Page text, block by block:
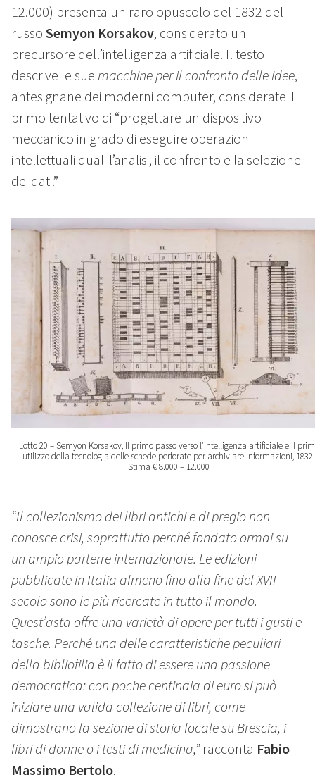
12.000) presenta un raro opuscolo del 1832 del
russo Semyon Korsakov, considerato un
precursore dell’intelligenza artificiale. Il testo
descrive le sue macchine per il confronto delle idee,
antesignane dei moderni computer, considerate il
primo tentativo di “progettare un dispositivo
meccanico in grado di eseguire operazioni
intellettuali quali l’analisi, il confronto e la selezione
dei dati.”
Lotto 20 – Semyon Korsakov, Il primo passo verso l’intelligenza artificiale e il
utilizzo della tecnologia delle schede perforate per archiviare informazioni, 1832.
Stima € 8.000 – 12.000
“Il collezionismo dei libri antichi e di pregio non
conosce crisi, soprattutto perché fondato ormai su
un ampio parterre internazionale. Le edizioni
pubblicate in Italia almeno fino alla fine del XVII
secolo sono le più ricercate in tutto il mondo.
Quest’asta offre una varietà di opere per tutti i gusti e
tasche. Perché una delle caratteristiche peculiari
della bibliofilia è il fatto di essere una passione
democratica: con poche centinaia di euro si può
iniziare una valida collezione di libri, come
dimostrano la sezione di storia locale su Brescia, i
libri di donne o i testi di medicina,” racconta Fabio
Massimo Bertolo.